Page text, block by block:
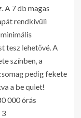
A 7 db magas
rendkívüli
tesz lehetővé. A
színben, a
pedig fekete
a be quiet!
000 órás
3